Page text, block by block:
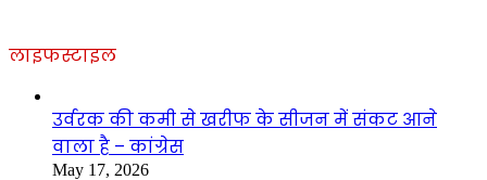
लाइफस्टाइल
उर्वरक की कमी से खरीफ के सीजन में संकट आने
वाला है – कांग्रेस
May 17, 2026